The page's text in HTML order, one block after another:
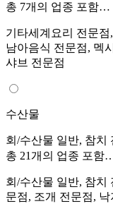
총 7개의 업종 포함…
기타세계요리 전문
남아음식 전문점, 멕
샤브 전문점
수산물
회/수산물 일반, 참치
총 21개의 업종 포함
회/수산물 일반, 참치
문점, 조개 전문점,